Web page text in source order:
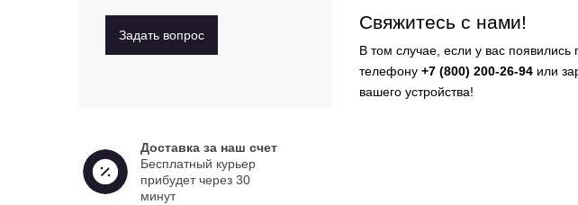
Задать вопрос
Доставка за наш счет
Бесплатный курьер
прибудет через 30
минут
Свяжитесь с нами!
В том случае, если у вас
телефону +7 (800) 200-26-94 или
вашего устройства!